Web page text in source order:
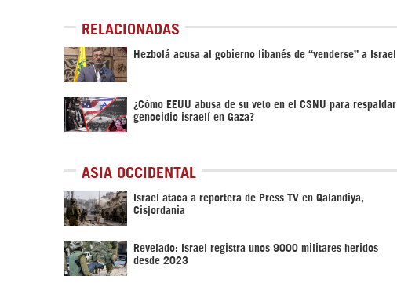
RELACIONADAS
Hezbolá acusa al gobierno libanés de “venderse” a Israel
¿Cómo EEUU abusa de su veto en el CSNU para respaldar
genocidio israelí en Gaza?
ASIA OCCIDENTAL
Israel ataca a reportera de Press TV en Qalandiya,
Cisjordania
Revelado: Israel registra unos 9000 militares heridos
desde 2023